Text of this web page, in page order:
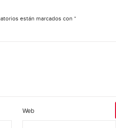
están marcados con *
Web